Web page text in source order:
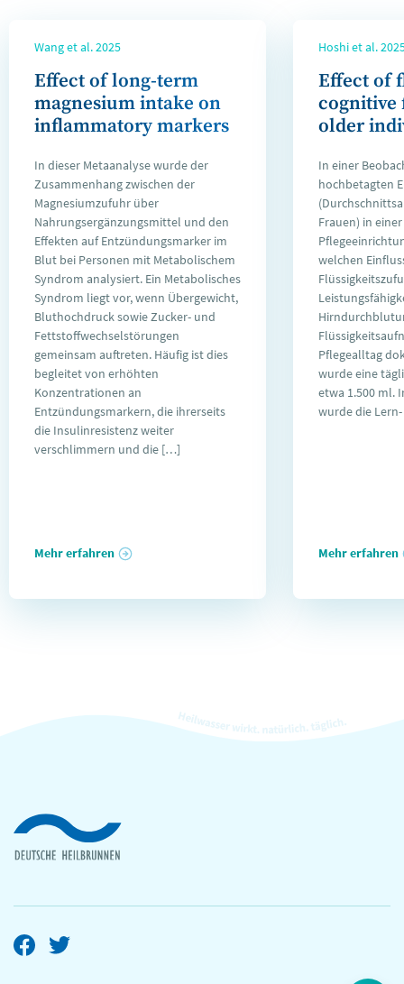
Wang et al. 2025
Effect of long-term
magnesium intake on
inflammatory markers
In dieser Metaanalyse wurde der
Zusammenhang zwischen der
Magnesiumzufuhr über
Nahrungsergänzungsmittel und den
Effekten auf Entzündungsmarker im
Blut bei Personen mit Metabolischem
Syndrom analysiert. Ein Metabolisches
Syndrom liegt vor, wenn Übergewicht,
Bluthochdruck sowie Zucker- und
Fettstoffwechselstörungen
gemeinsam auftreten. Häufig ist dies
begleitet von erhöhten
Konzentrationen an
Entzündungsmarkern, die ihrerseits
die Insulinresistenz weiter
verschlimmern und die […]
Mehr erfahren
Hoshi et al.
Effect of
older
In einer
hochbetagten
Frauen) in
welchen
Pflegealltag
wurde eine
etwa 1.500 ml.
wurde die
Mehr erfahren